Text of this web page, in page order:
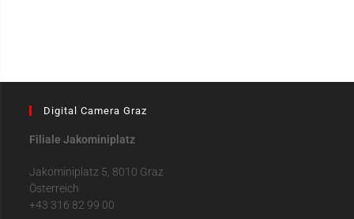
Digital Camera Graz
Filiale Jakominiplatz
Jakominiplatz 5, 8010 Graz
Österreich
+43 316 82 99 00